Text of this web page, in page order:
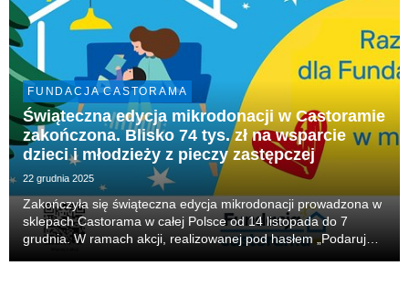
FUNDACJA CASTORAMA
Świąteczna edycja mikrodonacji w Castoramie
zakończona. Blisko 74 tys. zł na wsparcie
dzieci i młodzieży z pieczy zastępczej
22 grudnia 2025
Zakończyła się świąteczna edycja mikrodonacji prowadzona w
sklepach Castorama w całej Polsce od 14 listopada do 7
grudnia. W ramach akcji, realizowanej pod hasłem „Podaruj